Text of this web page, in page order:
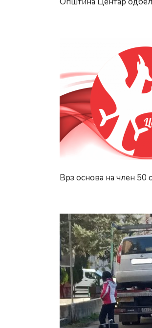
Врз основа на член 50